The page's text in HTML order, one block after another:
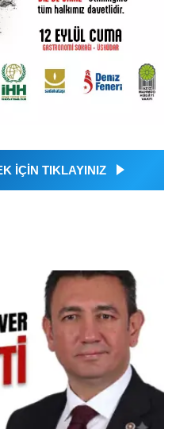
İÇİN TIKLAYINIZ